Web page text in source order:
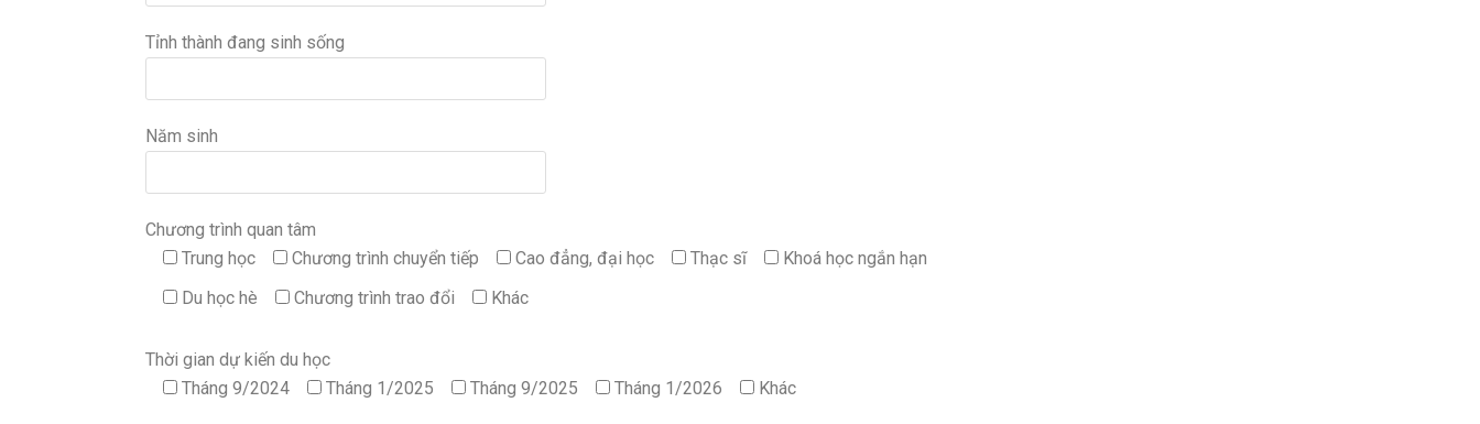
Tỉnh thành đang sinh sống
Năm sinh
Chương trình quan tâm
Trung học
Chương trình chuyển tiếp Cao đẳng, đại học Thạc sĩ
Khoá học ngắn hạn
Du học hè
Chương trình trao đổi Khác
Thời gian dự kiến du học
Tháng 9/2024
Tháng 1/2025 Tháng 9/2025 Tháng 1/2026 Khác